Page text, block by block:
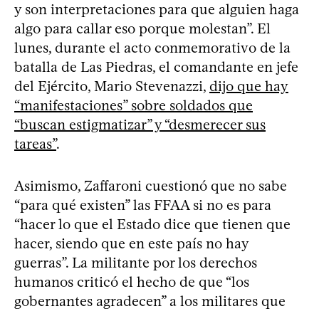
y son interpretaciones para que alguien haga
algo para callar eso porque molestan”. El
lunes, durante el acto conmemorativo de la
batalla de Las Piedras, el comandante en jefe
del Ejército, Mario Stevenazzi, dijo que hay
“manifestaciones” sobre soldados que
“buscan estigmatizar” y “desmerecer sus
tareas”.
Asimismo, Zaffaroni cuestionó que no sabe
“para qué existen” las FFAA si no es para
“hacer lo que el Estado dice que tienen que
hacer, siendo que en este país no hay
guerras”. La militante por los derechos
humanos criticó el hecho de que “los
gobernantes agradecen” a los militares que